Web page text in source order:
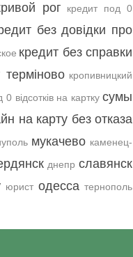
рог кредит под 0
без довідки про
кредит без справки
терміново кропивницкий
0 відсотків на картку сумы
на карту без отказа
мукачево каменец-
днепр славянск
юрист одесса тернополь